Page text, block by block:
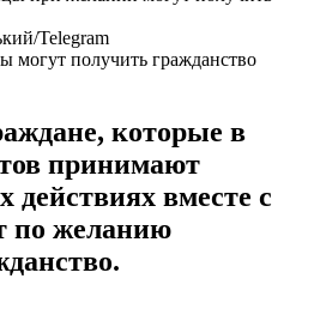
Telegram
могут получить гражданство
которые в
принимают
действиях вместе с
по желанию